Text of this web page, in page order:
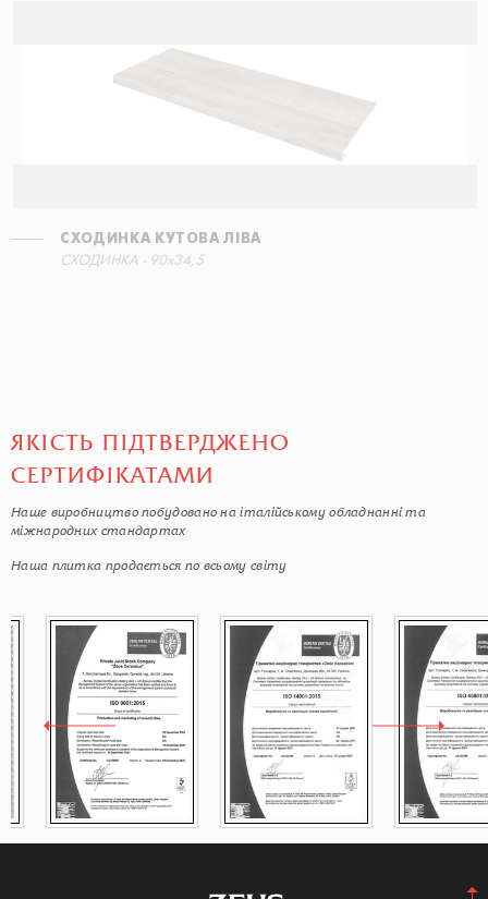
СХОДИНКА КУТОВА ЛІВА
СХОДИНКА - 90x34,5
ЯКІСТЬ ПІДТВЕРДЖЕНО
СЕРТИФІКАТАМИ
Наше виробництво побудовано на італійському обладнанні та
міжнародних стандартах
Наша плитка продається по всьому світу